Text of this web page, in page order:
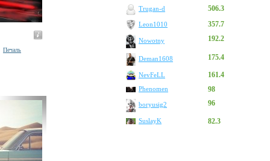
Печаль
Trugan-d 506.3
Leon1010 357.7
Nowotny 192.2
Deman1608 175.4
NevFeLL 161.4
Phenomen 98
boryusig2 96
SuslayK 82.3